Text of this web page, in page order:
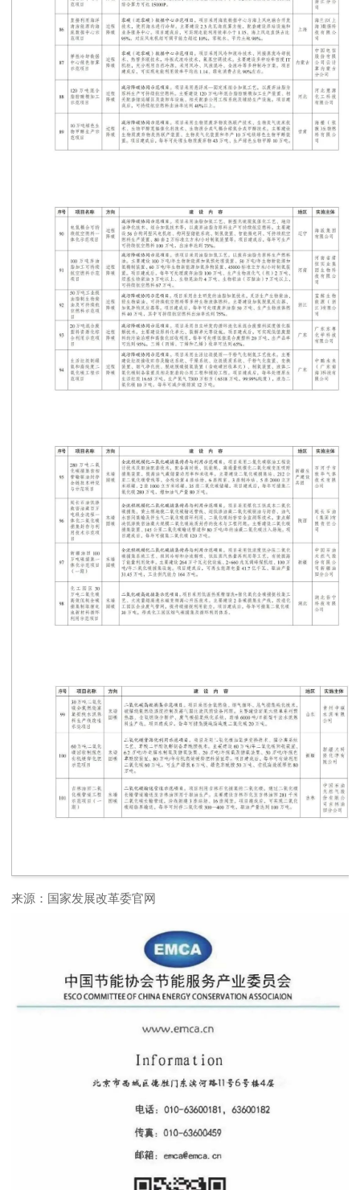
来源：国家发展改革委官网